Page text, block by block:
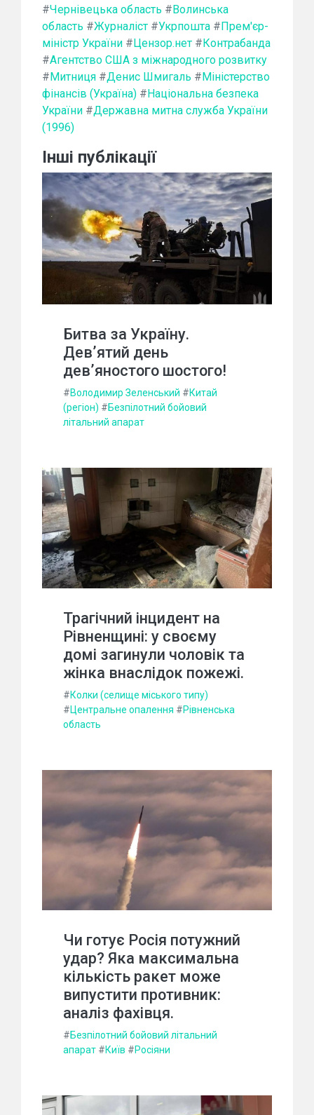
#Чернівецька область # Волинська
область #Журналіст #Укрпошта # Прем'єр-
міністр України # Цензор.нет # Контрабанда
#Агентство США з міжнародного розвитку
# Митниця #Денис Шмигаль # Міністерство
фінансів (Україна) # Національна безпека
України #Державна митна служба України
(1996)
Інші публікації
Битва за Україну.
Дев’ятий день
дев’яностого шостого!
#Володимир Зеленський #Китай
(регіон) #Безпілотний бойовий
літальний апарат
Трагічний інцидент на
Рівненщині: у своєму
домі загинули чоловік та
жінка внаслідок пожежі.
#Колки (селище міського типу)
#Центральне опалення #Рівненська
область
Чи готує Росія потужний
удар? Яка максимальна
кількість ракет може
випустити противник:
аналіз фахівця.
#Безпілотний бойовий літальний
апарат #Київ #Росіяни